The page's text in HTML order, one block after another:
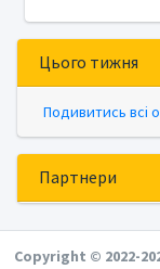
Цього тижня
Подивитись всі
Партнери
Copyright © 2022-